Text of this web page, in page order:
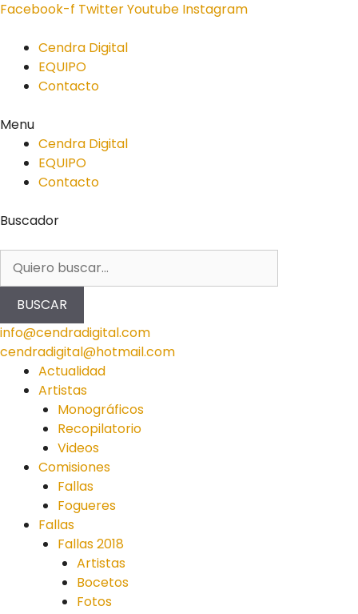
Facebook-f TwitterYoutube Instagram
Cendra Digital
EQUIPO
Contacto
Menu
Cendra Digital
EQUIPO
Contacto
Buscador
BUSCAR
info@cendradigital.com
cendradigital@hotmail.com
Actualidad
Artistas
Monográficos
Recopilatorio
Videos
Comisiones
Fallas
Fogueres
Fallas
Fallas 2018
Artistas
Bocetos
Fotos